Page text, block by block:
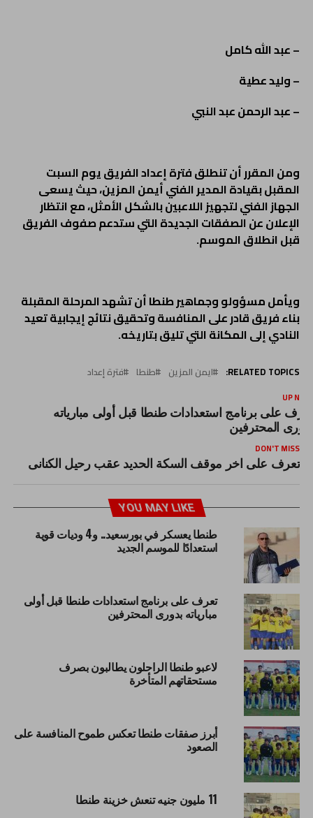
– عبد الله كامل
– وليد عطية
– عبد الرحمن عبد النبي
ومن المقرر أن تنطلق فترة إعداد الفريق يوم السبت
المقبل بقيادة المدير الفني أيمن المزين، حيث يسعى
الجهاز الفني لتجهيز اللاعبين بالشكل الأمثل، مع انتظار
الإعلان عن الصفقات الجديدة التي ستدعم صفوف الفريق
قبل انطلاق الموسم.
ويأمل مسؤولو وجماهير طنطا أن تشهد المرحلة المقبلة
بناء فريق قادر على المنافسة وتحقيق نتائج إيجابية تعيد
النادي إلى المكانة التي تليق بتاريخه.
RELATED TOPICS: ايمن المزين طنطا فترة إعداد
UP
على برنامج استعدادات طنطا قبل أولى مبارياته
المحترفين
DON'T MISS
تعرف على اخر موقف السكة الحديد عقب رحيل الكنانى
YOU MAY LIKE
طنطا يعسكر في بورسعيد.. و4 وديات قوية
استعدادًا للموسم الجديد
تعرف على برنامج استعدادات طنطا قبل أولى
مبارياته بدورى المحترفين
لاعبو طنطا الراحلون يطالبون بصرف
مستحقاتهم المتأخرة
أبرز صفقات طنطا تعكس طموح المنافسة على
الصعود
11 مليون جنيه تنعش خزينة طنطا